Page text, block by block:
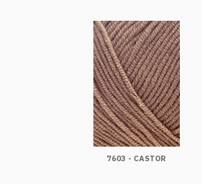
7603 - CASTOR